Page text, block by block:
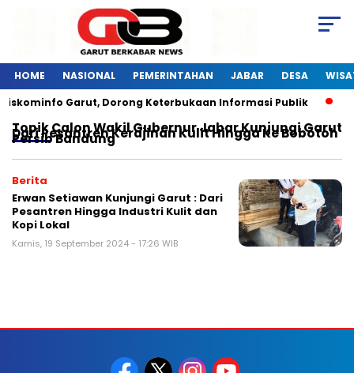
HOME NASIONAL PEMERINTAHAN JABAR DESA
Garut, Dorong Keterbukaan Informasi Publik
TopikCalon Wakil Gubernur Jabar Kunjungi Garut
Dari Pesantren Kerajinan Kulit Hingga Ke Bobotoh
Persib Bandung
Berita
Erwan Setiawan Kunjungi Garut : Dari
Pesantren Hingga Industri Kulit dan
Kopi Lokal
Kamis, 19 September 2024 - 17:26 WIB